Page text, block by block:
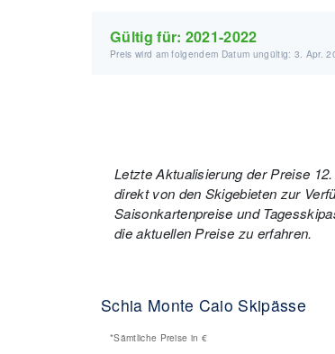
Gültig für: 2021-2022
Preis wird am folgendem Datum ungültig: 3. Apr.
Letzte Aktualisierung der Preise
direkt von den Skigebieten zur
Saisonkartenpreise und
die aktuellen Preise zu erfahren.
Schia Monte Caio Skipässe
*Sämtliche Preise in €